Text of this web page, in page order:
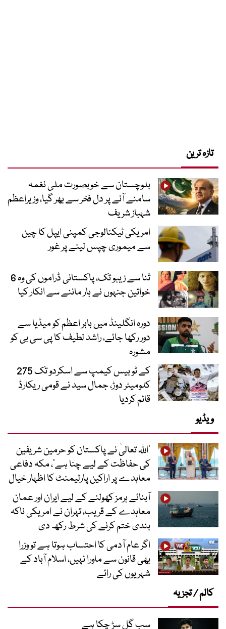
تازہ ترین
بلوچستان سے خوبصورت ملی نغمہ
سامنے آنے پر دل فخر سے بھر گیا، وزیراعظم
شہباز شریف
امریکی ٹیکنالوجی کمپنی ایپل کا چین
سے میموری چپس لینے پر غور
ثنا سے زیبو تک، پاکستانی ڈراموں کی وہ 6
خواتین جنہوں نے ہار ماننے سے انکار کیا
دورہ انگلینڈ میں بابر اعظم کو میڈیا سے
دور رکھا جائے، راشد لطیف کا پی سی بی کو
مشورہ
کے ٹو بیس کیمپ سے اسکردو تک 275
کلومیٹر دوڑ، جمال سید نے قومی ریکارڈ
قائم کردیا
ویڈیو
’اللہ تعالیٰ نے پاکستان کو حرمین شریفین
کی حفاظت کے لیے چنا ہے‘، مکہ دفاعی
معاہدے پر اراکین پارلیمنٹ کا اظہار خیال
آبنائے ہرمز کھولنے کے لیے ایران اور عمان
معاہدے کے قریب، تہران نے امریکی ناکہ
بندی ختم کرنے کی شرط رکھ دی
اگر عام آدمی کا احتساب ہوتا ہے تو وزرا
بھی قانون سے ماورا نہیں، اسلام آباد کے
شہریوں کی رائے
کالم / تجزیہ
سب گل سڑ چکا ہے